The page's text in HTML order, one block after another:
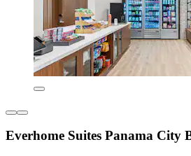
Everhome Suites Panama City